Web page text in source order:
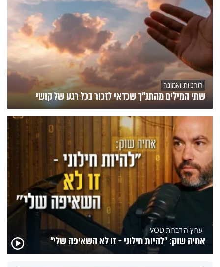
רוחניות ואמונה
שתי המילים מהתנ"ך שכדאי לזכור בכל רגע של קושי
ערוץ הידברות VOD
אחיה שוק: "להיות חילוני - זו לא השאיפה שלי"